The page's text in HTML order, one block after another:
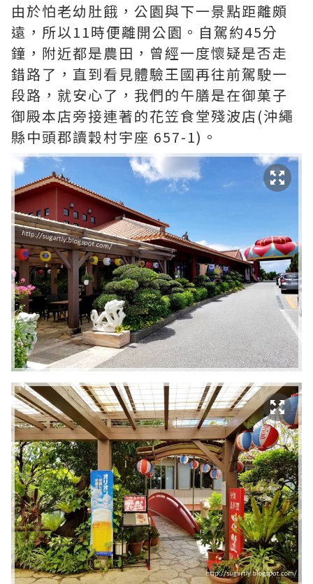
由於怕老幼肚餓，公園與下一景點距離頗
遠，所以11時便離開公園。自駕約45分
鐘，附近都是農田，曾經一度懷疑是否走
錯路了，直到看見體驗王國再往前駕駛一
段路，就安心了，我們的午膳是在御菓子
御殿本店旁接連著的花笠食堂殘波店(沖繩
縣中頭郡讀穀村宇座 657-1)。